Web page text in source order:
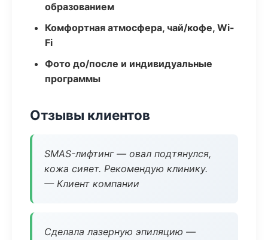
образованием
Комфортная атмосфера, чай/кофе, Wi-
Fi
Фото до/после и индивидуальные
программы
Отзывы клиентов
SMAS-лифтинг — овал подтянулся,
кожа сияет. Рекомендую клинику.
— Клиент компании
Сделала лазерную эпиляцию —